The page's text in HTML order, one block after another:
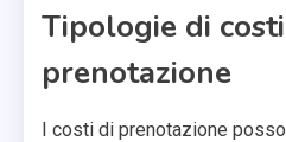
Tipologie di
prenotazione
I costi di prenotazione